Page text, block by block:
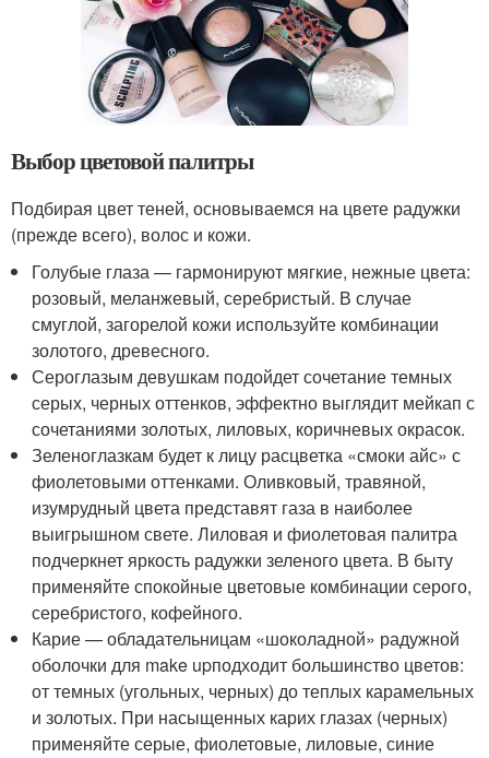
Выбор цветовой палитры
Подбирая цвет теней, основываемся на цвете радужки
(прежде всего), волос и кожи.
Голубые глаза — гармонируют мягкие, нежные цвета:
розовый, меланжевый, серебристый. В случае
смуглой, загорелой кожи используйте комбинации
золотого, древесного.
Сероглазым девушкам подойдет сочетание темных
серых, черных оттенков, эффектно выглядит мейкап с
сочетаниями золотых, лиловых, коричневых окрасок.
Зеленоглазкам будет к лицу расцветка «смоки айс» с
фиолетовыми оттенками. Оливковый, травяной,
изумрудный цвета представят газа в наиболее
выигрышном свете. Лиловая и фиолетовая палитра
подчеркнет яркость радужки зеленого цвета. В быту
применяйте спокойные цветовые комбинации серого,
серебристого, кофейного.
Карие — обладательницам «шоколадной» радужной
оболочки для make upподходит большинство цветов:
от темных (угольных, черных) до теплых карамельных
и золотых. При насыщенных карих глазах (черных)
применяйте серые, фиолетовые, лиловые, синие